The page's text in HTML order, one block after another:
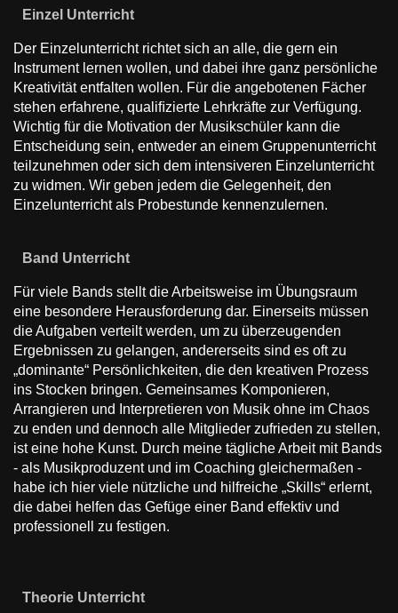
Einzel Unterricht
Der Einzelunterricht richtet sich an alle, die gern ein
Instrument lernen wollen, und dabei ihre ganz persönliche
Kreativität entfalten wollen. Für die angebotenen Fächer
stehen erfahrene, qualiﬁzierte Lehrkräfte zur Verfügung.
Wichtig für die Motivation der Musikschüler kann die
Entscheidung sein, entweder an einem Gruppenunterricht
teilzunehmen oder sich dem intensiveren Einzelunterricht
zu widmen. Wir geben jedem die Gelegenheit, den
Einzelunterricht als Probestunde kennenzulernen.
Band Unterricht
Für viele Bands stellt die Arbeitsweise im Übungsraum
eine besondere Herausforderung dar. Einerseits müssen
die Aufgaben verteilt werden, um zu überzeugenden
Ergebnissen zu gelangen, andererseits sind es oft zu
„dominante“ Persönlichkeiten, die den kreativen Prozess
ins Stocken bringen. Gemeinsames Komponieren,
Arrangieren und Interpretieren von Musik ohne im Chaos
zu enden und dennoch alle Mitglieder zufrieden zu stellen,
ist eine hohe Kunst. Durch meine tägliche Arbeit mit Bands
- als Musikproduzent und im Coaching gleichermaßen -
habe ich hier viele nützliche und hilfreiche „Skills“ erlernt,
die dabei helfen das Gefüge einer Band effektiv und
professionell zu festigen.
Theorie Unterricht